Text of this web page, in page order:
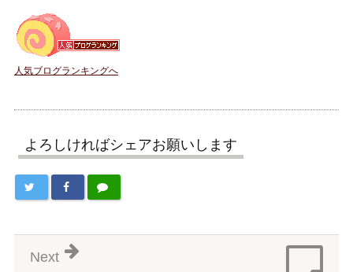
人気ブログランキングへ
よろしければシェアお願いします
Next